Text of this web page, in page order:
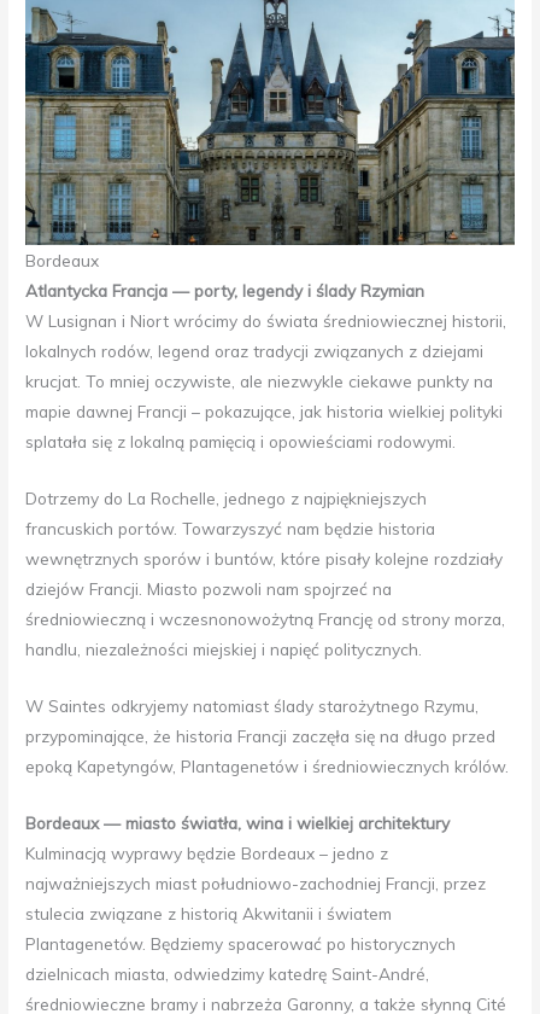
Bordeaux
Atlantycka Francja — porty, legendy i ślady Rzymian
W Lusignan i Niort wrócimy do świata średniowiecznej historii,
lokalnych rodów, legend oraz tradycji związanych z dziejami
krucjat. To mniej oczywiste, ale niezwykle ciekawe punkty na
mapie dawnej Francji – pokazujące, jak historia wielkiej polityki
splatała się z lokalną pamięcią i opowieściami rodowymi.
Dotrzemy do La Rochelle, jednego z najpiękniejszych
francuskich portów. Towarzyszyć nam będzie historia
wewnętrznych sporów i buntów, które pisały kolejne rozdziały
dziejów Francji. Miasto pozwoli nam spojrzeć na
średniowieczną i wczesnonowożytną Francję od strony morza,
handlu, niezależności miejskiej i napięć politycznych.
W Saintes odkryjemy natomiast ślady starożytnego Rzymu,
przypominające, że historia Francji zaczęła się na długo przed
epoką Kapetyngów, Plantagenetów i średniowiecznych królów.
Bordeaux — miasto światła, wina i wielkiej architektury
Kulminacją wyprawy będzie Bordeaux – jedno z
najważniejszych miast południowo-zachodniej Francji, przez
stulecia związane z historią Akwitanii i światem
Plantagenetów. Będziemy spacerować po historycznych
dzielnicach miasta, odwiedzimy katedrę Saint-André,
średniowieczne bramy i nabrzeża Garonny, a także słynną Cité